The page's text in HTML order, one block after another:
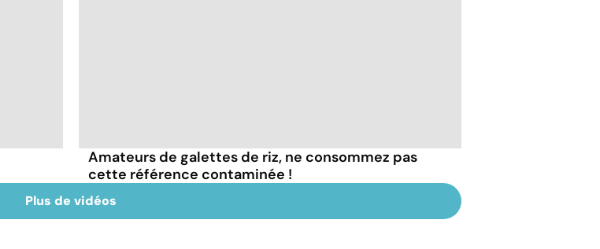
Amateurs de galettes de riz, ne consommez pas
cette référence contaminée !
Plus de vidéos